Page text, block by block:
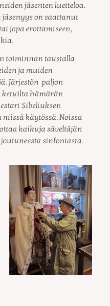
jäsenten luetteloa.
jäsenyys on saattanut
jopa erottamiseen,
toiminnan taustalla
ja muiden
Järjestön paljon
hämärän
Sibeliuksen
käytössä. Noissa
kaikuja säveltäjän
sinfoniasta.